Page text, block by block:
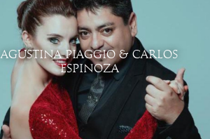
AGUSTINA PIAGGIO & CARLOS
ESPINOZA